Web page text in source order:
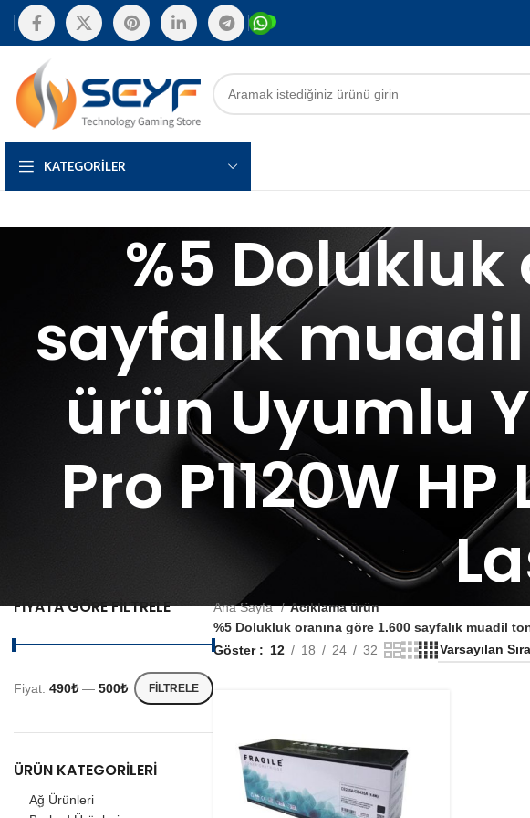
KATEGORILER
%5 Dolukluk
sayfalık
ürün Uyumlu
Pro P1120W
FIYATA GÖRE FILTRELE
FILTRELE
Fiyat: 490₺ — 500₺
ÜRÜN KATEGORILERI
Ağ Ürünleri
Ana Sayfa
Acıklama ürün
%5 Dolukluk oranına göre 1.600 sayfalık muadil
Göster
12 18 24 32